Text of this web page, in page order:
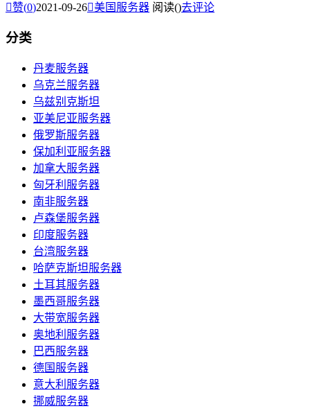
赞(0)2021-09-26美国服务器 阅读()去评论
分类
丹麦服务器
乌克兰服务器
乌兹别克斯坦
亚美尼亚服务器
俄罗斯服务器
保加利亚服务器
加拿大服务器
匈牙利服务器
南非服务器
卢森堡服务器
印度服务器
台湾服务器
哈萨克斯坦服务器
土耳其服务器
墨西哥服务器
大带宽服务器
奥地利服务器
巴西服务器
德国服务器
意大利服务器
挪威服务器